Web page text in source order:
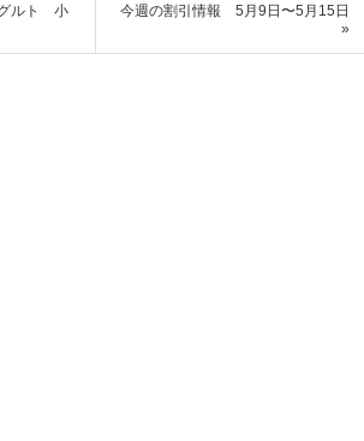
ルト 小
今週の割引情報 5月9日〜5月15日
»